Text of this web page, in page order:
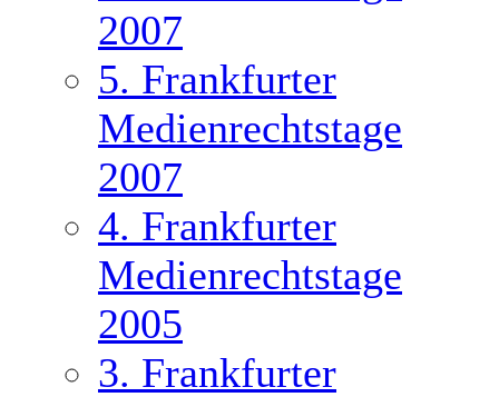
2007
5. Frankfurter
Medienrechtstage
2007
4. Frankfurter
Medienrechtstage
2005
3. Frankfurter